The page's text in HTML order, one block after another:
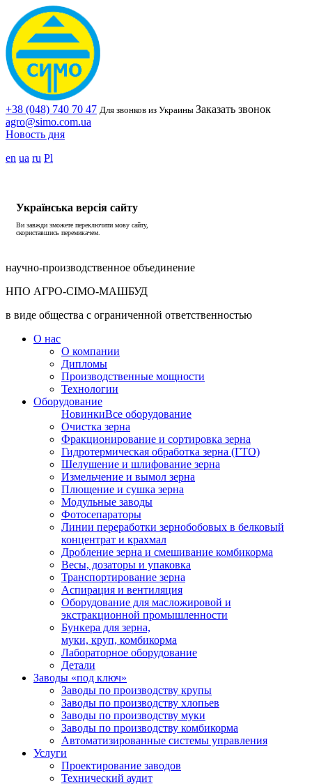
+38 (048) 740 70 47 Для звонков из Украины Заказать звонок
agro@simo.com.ua
Новость дня
en ua ru Pl
Українська версія сайту
Ви завжди зможете переключити мову сайту,
скориставшись перемикачем.
научно-производственное объединение
НПО АГРО-СІМО-МАШБУД
в виде общества с ограниченной ответственностью
О нас
О компании
Дипломы
Производственные мощности
Технологии
Оборудование
НовинкиВсе оборудование
Очистка зерна
Фракционирование и сортировка зерна
Гидротермическая обработка зерна (ГТО)
Шелушение и шлифование зерна
Измельчение и вымол зерна
Плющение и сушка зерна
Модульные заводы
Фотосепараторы
Линии переработки зернобобовых в белковый
концентрат и крахмал
Дробление зерна и смешивание комбикорма
Весы, дозаторы и упаковка
Транспортирование зерна
Аспирация и вентиляция
Оборудование для масложировой и
экстракционной промышленности
Бункера для зерна,
муки, круп, комбикорма
Лабораторное оборудование
Детали
Заводы «под ключ»
Заводы по производству крупы
Заводы по производству хлопьев
Заводы по производству муки
Заводы по производству комбикорма
Автоматизированные системы управления
Услуги
Проектирование заводов
Технический аудит